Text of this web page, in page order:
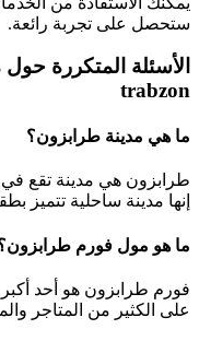
ستحصل على تجربة رائعة.
trabzon
ما هي مدينة طرابزون؟
طرابزون هي مدينة تقع في
إنها مدينة ساحلية تتميز
ما هو مول فورم
فورم طرابزون هو أحد
على الكثير من المتاجر